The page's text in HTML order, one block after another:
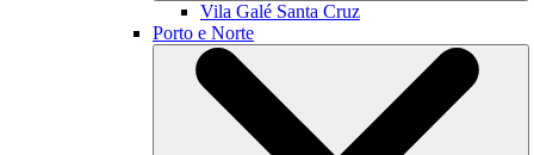
Vila Galé Santa Cruz
Porto e Norte